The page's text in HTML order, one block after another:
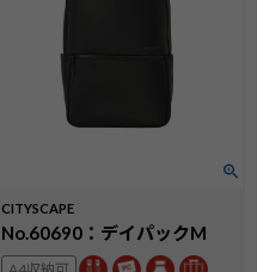
CITYSCAPE
No.60690：デイパックM